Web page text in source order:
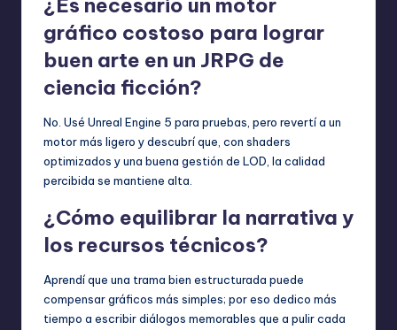
¿Es necesario un motor
gráfico costoso para lograr
buen arte en un JRPG de
ciencia ficción?
No. Usé Unreal Engine 5 para pruebas, pero revertí a un
motor más ligero y descubrí que, con shaders
optimizados y una buena gestión de LOD, la calidad
percibida se mantiene alta.
¿Cómo equilibrar la narrativa y
los recursos técnicos?
Aprendí que una trama bien estructurada puede
compensar gráficos más simples; por eso dedico más
tiempo a escribir diálogos memorables que a pulir cada